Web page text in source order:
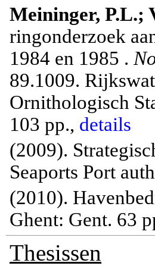
Meininger, P.L.;
ringonderzoek
1984 en 1985 .
89.1009.
Ornithologisch
103 pp., details
(2009).
Seaports Port
(2010).
Ghent: Gent. 63
Thesissen